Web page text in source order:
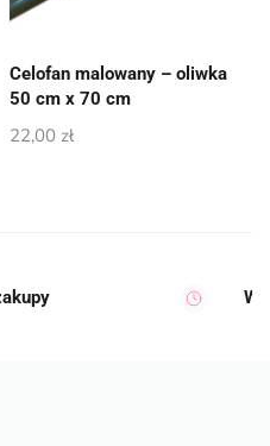
Celofan malowany – oliwka
50 cm x 70 cm
22,00 zł